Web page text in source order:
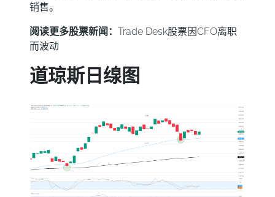
销售。
阅读更多股票新闻： Trade Desk股票因CFO离职
而波动
道琼斯日缐图